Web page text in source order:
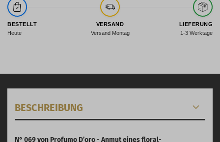
BESTELLT
Heute
VERSAND
Versand Montag
LIEFERUNG
1-3 Werktage
BESCHREIBUNG
N° 069 von Profumo D’oro - Anmut eines floral-